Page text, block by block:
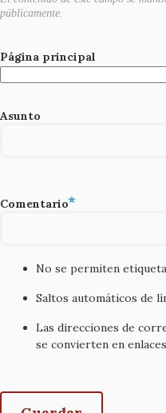
públicamente.
Página principal
Asunto
Comentario
No se permiten
Saltos automáticos de
Las direcciones de
se convierten en